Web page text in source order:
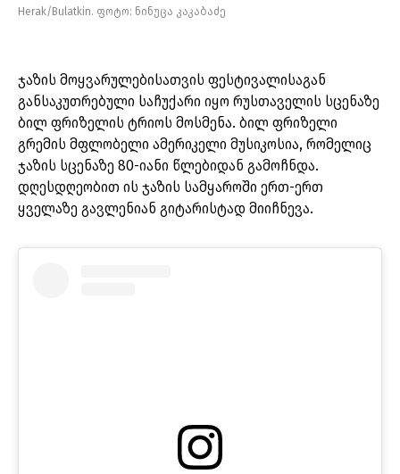
Herak/Bulatkin. ფოტო: ნინუცა კაკაბაძე
ჯაზის მოყვარულებისათვის ფესტივალისაგან
განსაკუთრებული საჩუქარი იყო რუსთაველის სცენაზე
ბილ ფრიზელის ტრიოს მოსმენა. ბილ ფრიზელი
გრემის მფლობელი ამერიკელი მუსიკოსია, რომელიც
ჯაზის სცენაზე 80-იანი წლებიდან გამოჩნდა.
დღესდღეობით ის ჯაზის სამყაროში ერთ-ერთ
ყველაზე გავლენიან გიტარისტად მიიჩნევა.